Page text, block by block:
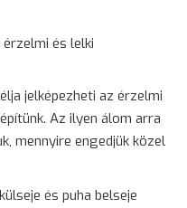
és lelki
jelképezheti az érzelmi
Az ilyen álom arra
mennyire engedjük közel
és puha belseje